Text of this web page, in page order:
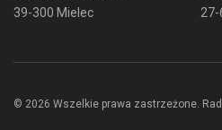
39-300 Mielec
© 2026 Wszelkie prawa zastrzeżone.